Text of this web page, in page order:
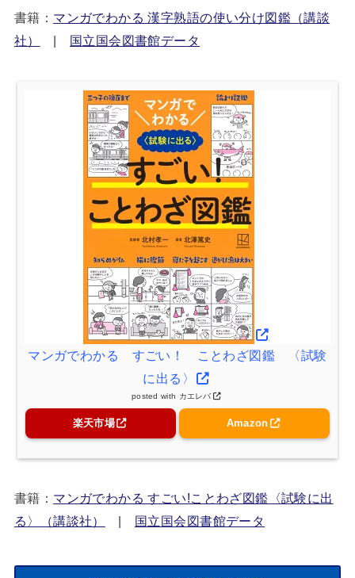
書籍： マンガでわかる 漢字熟語の使い分け図鑑（講談
社）
国立国会図書館データ
マンガでわかる すごい！ ことわざ図鑑 〈試験
に出る〉
posted with カエレバ
楽天市場 Amazon
書籍： マンガでわかる すごい!ことわざ図鑑〈試験に出
る〉（講談社）
| 国立国会図書館データ